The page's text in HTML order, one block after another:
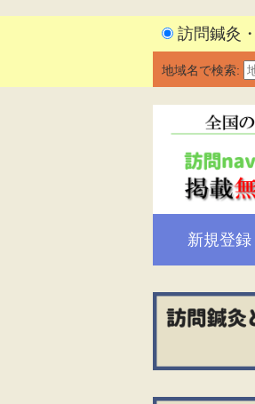
訪問鍼灸
地域名で検索:
新規登録